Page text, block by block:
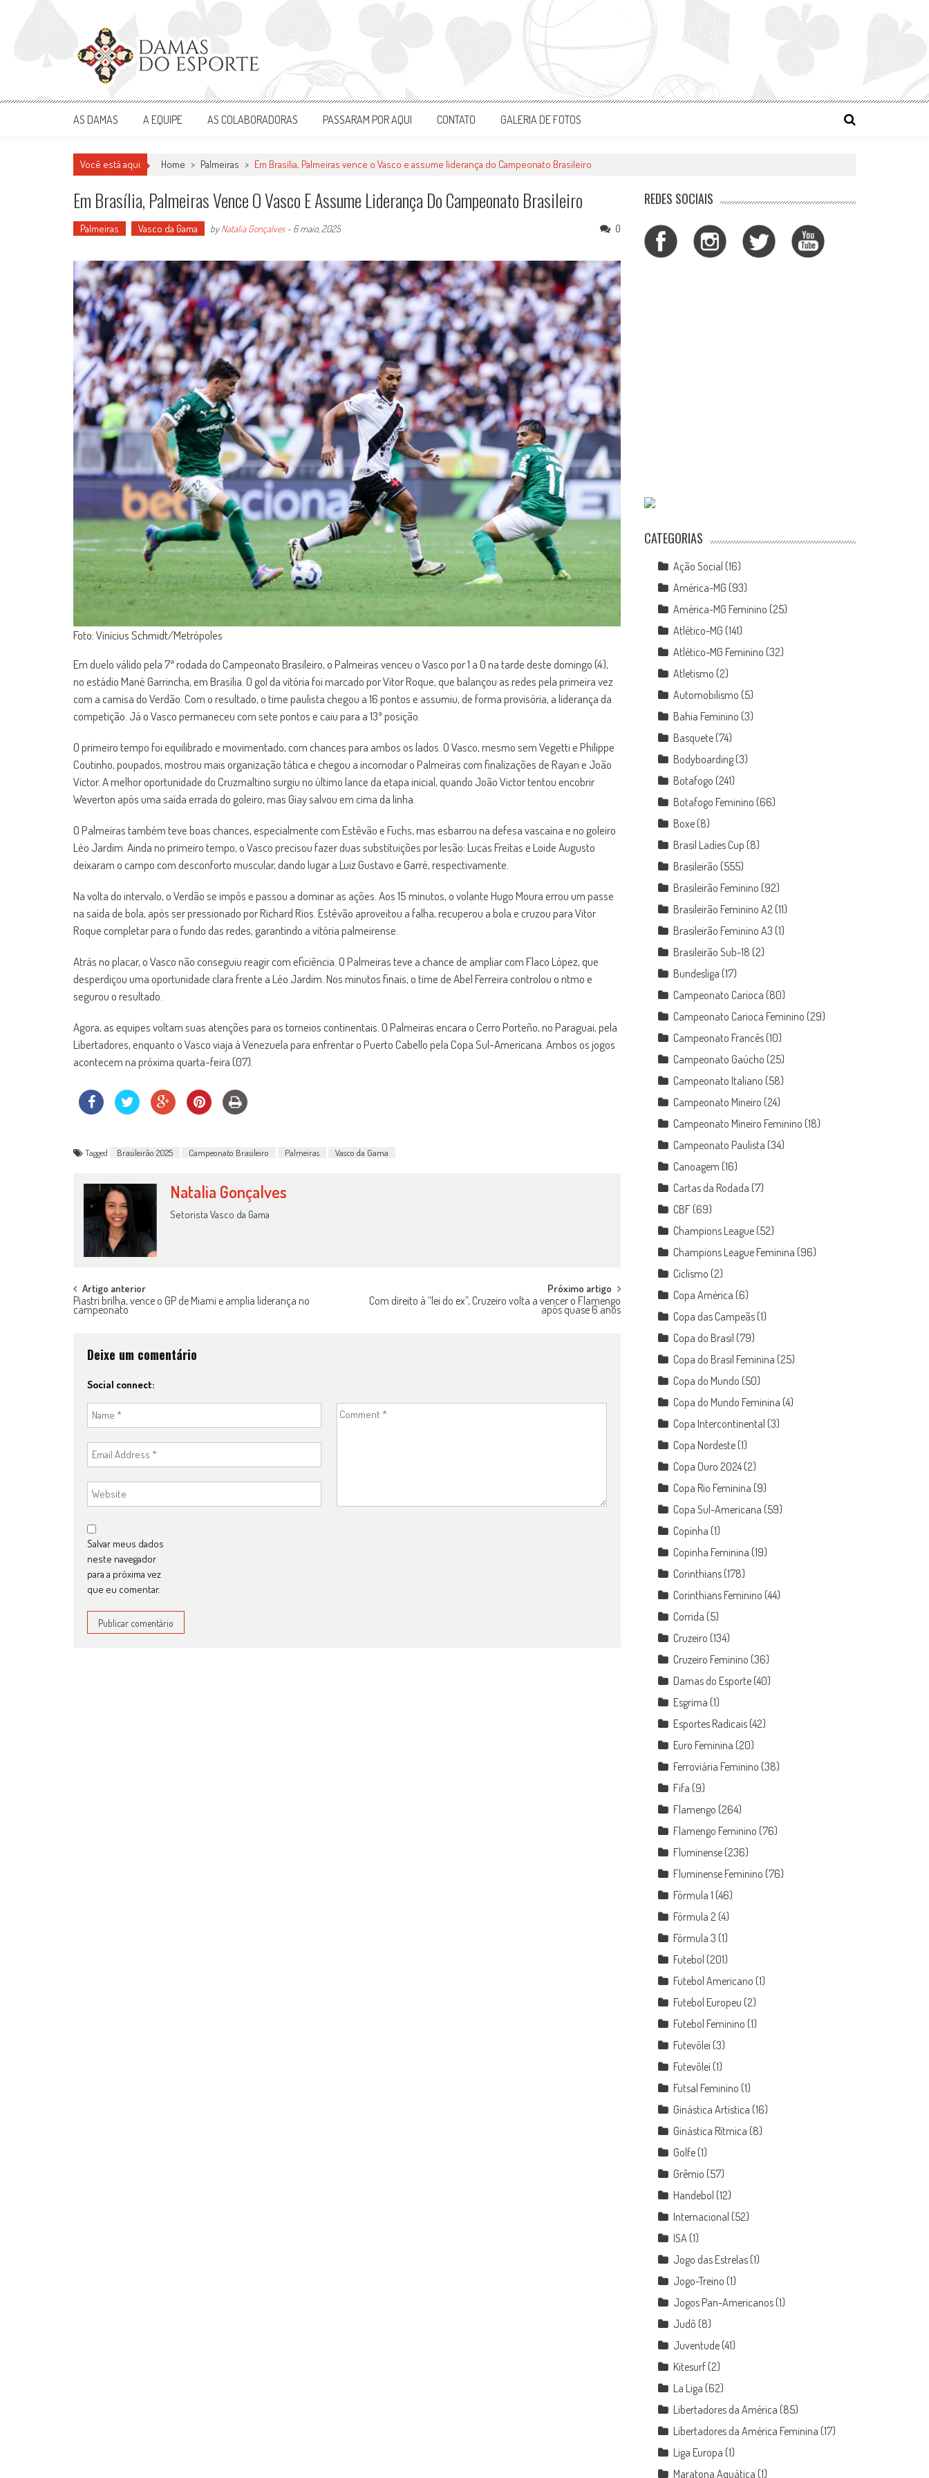
Damas do Esporte
Descobrindo talentos femininos para o meio esportivo
AS DAMAS A EQUIPE AS COLABORADORAS PASSARAM POR AQUI CONTATO GALERIA DE FOTOS
Você está aqui Home > Palmeiras > Em Brasília, Palmeiras vence o Vasco e assume liderança do Campeonato Brasileiro
Em Brasília, Palmeiras Vence O Vasco E Assume Liderança Do Campeonato Brasileiro
Palmeiras Vasco da Gama byNatalia Gonçalves- 6 maio, 2025 0
Foto: Vinícius Schmidt/Metrópoles
Em duelo válido pela 7ª rodada do Campeonato Brasileiro, o Palmeiras venceu o Vasco por 1 a 0 na tarde deste domingo (4),
no estádio Mané Garrincha, em Brasília. O gol da vitória foi marcado por Vitor Roque, que balançou as redes pela primeira vez
com a camisa do Verdão. Com o resultado, o time paulista chegou a 16 pontos e assumiu, de forma provisória, a liderança da
competição. Já o Vasco permaneceu com sete pontos e caiu para a 13ª posição.
O primeiro tempo foi equilibrado e movimentado, com chances para ambos os lados. O Vasco, mesmo sem Vegetti e Philippe
Coutinho, poupados, mostrou mais organização tática e chegou a incomodar o Palmeiras com finalizações de Rayan e João
Victor. A melhor oportunidade do Cruzmaltino surgiu no último lance da etapa inicial, quando João Victor tentou encobrir
Weverton após uma saída errada do goleiro, mas Giay salvou em cima da linha.
O Palmeiras também teve boas chances, especialmente com Estêvão e Fuchs, mas esbarrou na defesa vascaína e no goleiro
Léo Jardim. Ainda no primeiro tempo, o Vasco precisou fazer duas substituições por lesão: Lucas Freitas e Loide Augusto
deixaram o campo com desconforto muscular, dando lugar a Luiz Gustavo e Garré, respectivamente.
Na volta do intervalo, o Verdão se impôs e passou a dominar as ações. Aos 15 minutos, o volante Hugo Moura errou um passe
na saída de bola, após ser pressionado por Richard Ríos. Estêvão aproveitou a falha, recuperou a bola e cruzou para Vitor
Roque completar para o fundo das redes, garantindo a vitória palmeirense.
Atrás no placar, o Vasco não conseguiu reagir com eficiência. O Palmeiras teve a chance de ampliar com Flaco López, que
desperdiçou uma oportunidade clara frente a Léo Jardim. Nos minutos finais, o time de Abel Ferreira controlou o ritmo e
segurou o resultado.
Agora, as equipes voltam suas atenções para os torneios continentais. O Palmeiras encara o Cerro Porteño, no Paraguai, pela
Libertadores, enquanto o Vasco viaja à Venezuela para enfrentar o Puerto Cabello pela Copa Sul-Americana. Ambos os jogos
acontecem na próxima quarta-feira (07).
Tagged Brasileirão 2025 Campeonato Brasileiro Palmeiras Vasco da Gama
Natalia Gonçalves
Setorista Vasco da Gama
Post
navigation
Artigo anterior
Piastri brilha, vence o GP de Miami e amplia liderança no
campeonato
Próximo artigo
Com direito à “lei do ex”, Cruzeiro volta a vencer o Flamengo
após quase 6 anos
Deixe um comentário
Social connect:
Salvar meus dados
neste navegador
para a próxima vez
que eu comentar.
REDES SOCIAIS
CATEGORIAS
Ação Social (16)
América-MG (93)
América-MG Feminino (25)
Atlético-MG (141)
Atlético-MG Feminino (32)
Atletismo (2)
Automobilismo (5)
Bahia Feminino (3)
Basquete (74)
Bodyboarding (3)
Botafogo (241)
Botafogo Feminino (66)
Boxe (8)
Brasil Ladies Cup (8)
Brasileirão (555)
Brasileirão Feminino (92)
Brasileirão Feminino A2 (11)
Brasileirão Feminino A3 (1)
Brasileirão Sub-18 (2)
Bundesliga (17)
Campeonato Carioca (80)
Campeonato Carioca Feminino (29)
Campeonato Francês (10)
Campeonato Gaúcho (25)
Campeonato Italiano (58)
Campeonato Mineiro (24)
Campeonato Mineiro Feminino (18)
Campeonato Paulista (34)
Canoagem (16)
Cartas da Rodada (7)
CBF (69)
Champions League (52)
Champions League Feminina (96)
Ciclismo (2)
Copa América (6)
Copa das Campeãs (1)
Copa do Brasil (79)
Copa do Brasil Feminina (25)
Copa do Mundo (50)
Copa do Mundo Feminina (4)
Copa Intercontinental (3)
Copa Nordeste (1)
Copa Ouro 2024(2)
Copa Rio Feminina (9)
Copa Sul-Americana (59)
Copinha (1)
Copinha Feminina (19)
Corinthians (178)
Corinthians Feminino (44)
Corrida (5)
Cruzeiro (134)
Cruzeiro Feminino (36)
Damas do Esporte (40)
Esgrima (1)
Esportes Radicais (42)
Euro Feminina (20)
Ferroviária Feminino (38)
Fifa (9)
Flamengo (264)
Flamengo Feminino (76)
Fluminense (236)
Fluminense Feminino (76)
Fórmula 1 (46)
Fórmula 2 (4)
Fórmula 3 (1)
Futebol (201)
Futebol Americano (1)
Futebol Europeu (2)
Futebol Feminino (1)
Futevôlei (3)
Futevôlei (1)
Futsal Feminino (1)
Ginástica Artística (16)
Ginástica Rítmica (8)
Golfe (1)
Grêmio (57)
Handebol (12)
Internacional (52)
ISA (1)
Jogo das Estrelas (1)
Jogo-Treino (1)
Jogos Pan-Americanos (1)
Judô (8)
Juventude (41)
Kitesurf (2)
La Liga (62)
Libertadores da América (85)
Libertadores da América Feminina (17)
Liga Europa (1)
Maratona Aquática (1)